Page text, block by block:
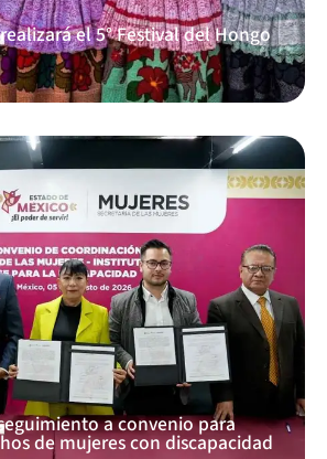
el 5° Festival del Hongo
a convenio para
de mujeres con discapacidad